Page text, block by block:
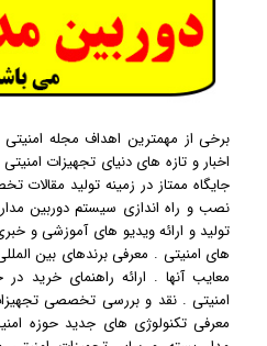
برخی از مهمترین اهداف مجله امنیتی
اخبار و تازه های دنیای تجهیزات
جایگاه ممتاز در زمینه تولید
نصب و راه اندازی سیستم دوربین
تولید و ارائه ویدیو های آموزشی و
های امنیتی . معرفی برندهای بین
معایب آنها . ارائه راهنمای خرید
امنیتی . نقد و بررسی تخصصی
معرفی تکنولوژی های جدید حوزه